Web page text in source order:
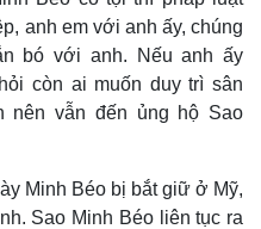
anh em với anh ấy, chúng
bó với anh. Nếu anh ấy
còn ai muốn duy trì sân
nên vẫn đến ủng hộ Sao
Minh Béo bị bắt giữ ở Mỹ,
Sao Minh Béo liên tục ra